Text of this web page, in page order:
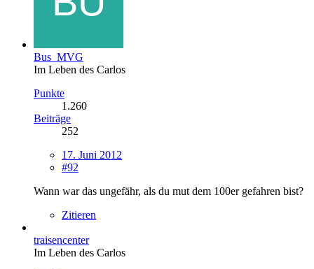
Bus_MVG
Im Leben des Carlos
Punkte
1.260
Beiträge
252
17. Juni 2012
#92
Wann war das ungefähr, als du mut dem 100er gefahren bist?
Zitieren
traisencenter
Im Leben des Carlos